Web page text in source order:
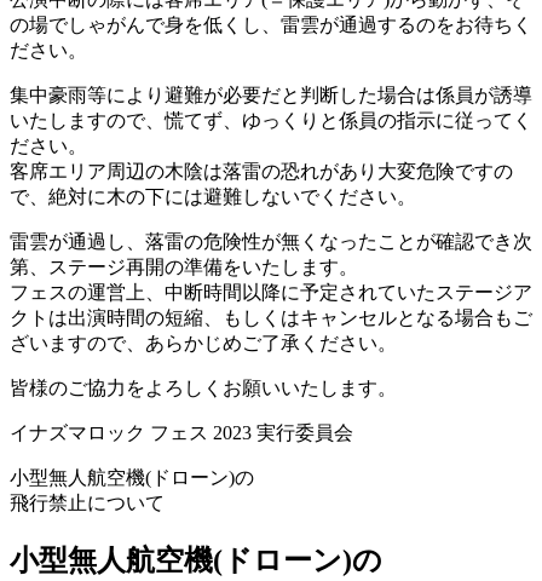
の場でしゃがんで身を低くし、雷雲が通過するのをお待ちく
ださい。
集中豪雨等により避難が必要だと判断した場合は係員が誘導
いたしますので、慌てず、ゆっくりと係員の指示に従ってく
ださい。
客席エリア周辺の木陰は落雷の恐れがあり大変危険ですの
で、絶対に木の下には避難しないでください。
雷雲が通過し、落雷の危険性が無くなったことが確認でき次
第、ステージ再開の準備をいたします。
フェスの運営上、中断時間以降に予定されていたステージア
クトは出演時間の短縮、もしくはキャンセルとなる場合もご
ざいますので、あらかじめご了承ください。
皆様のご協力をよろしくお願いいたします。
イナズマロック フェス 2023 実行委員会
小型無人航空機(ドローン)の
飛行禁止について
小型無人航空機(ドローン)の